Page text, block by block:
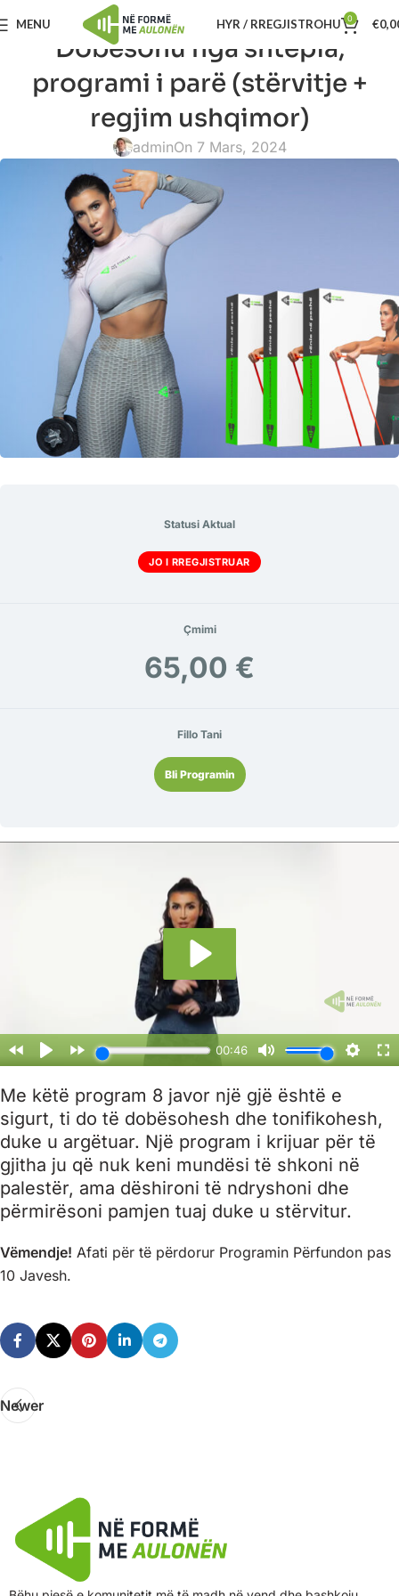
MENU HYR / RREGJISTROHU 0 €
Dobësohu nga shtëpia,
programi i parë (stërvitje +
regjim ushqimor)
adminOn 7 Mars, 2024
Statusi Aktual
JO I RREGJISTRUAR
Çmimi
65,00 €
Fillo Tani
Bli Programin
Me këtë program 8 javor një gjë është e
sigurt, ti do të dobësohesh dhe tonifikohesh,
duke u argëtuar. Një program i krijuar për të
gjitha ju që nuk keni mundësi të shkoni në
palestër, ama dëshironi të ndryshoni dhe
përmirësoni pamjen tuaj duke u stërvitur.
Vëmendje! Afati për të përdorur Programin Përfundon pas
10 Javesh.
Newer